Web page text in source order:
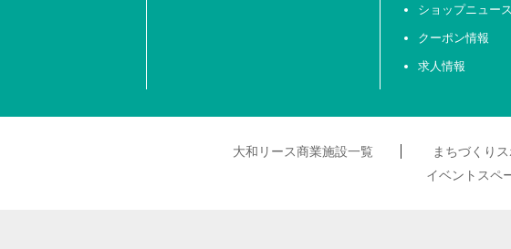
ショップニュース
クーポン情報
求人情報
大和リース商業施設一覧 まちづくり
イベントスペ